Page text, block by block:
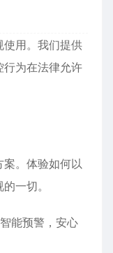
使用。我们提供
行为在法律允许
。体验如何以
一切。
能预警，安心